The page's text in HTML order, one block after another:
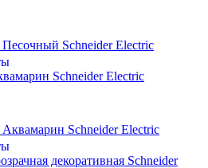
Schneider Electric
декоративная Schneider